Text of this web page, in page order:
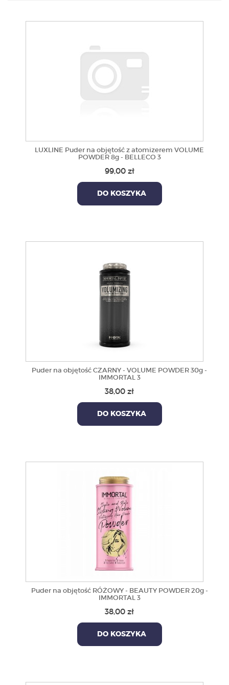
PRODUKTY
SZKOLENIA
KONTAKT
LUXLINE Puder na objętość z atomizerem VOLUME
POWDER 8g - BELLECO 3
99,00 zł
DO KOSZYKA
Puder na objętość CZARNY - VOLUME POWDER 30g -
IMMORTAL 3
38,00 zł
DO KOSZYKA
Puder na objętość RÓŻOWY - BEAUTY POWDER 20g -
IMMORTAL 3
38,00 zł
DO KOSZYKA